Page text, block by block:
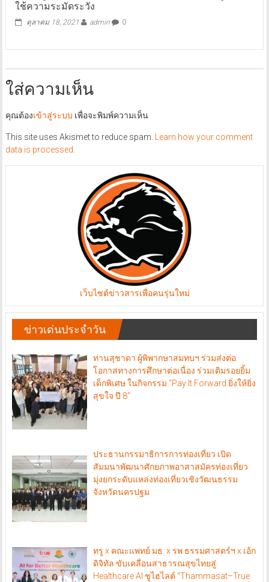
ใช้ความระมัดระวัง
ตุลาคม 18, 2021 admin 0
ใส่ความเห็น
คุณต้องเข้าสู่ระบบ เพื่อจะพิมพ์ความเห็น
This site uses Akismet to reduce spam.
Learn how your comment
data is processed.
เว็บไซต์ข่าวสารเพื่อคนรุ่นใหม่
ข่าวเด่นประจำวัน
ท่านสุชาดา ผู้พิพากษาสมทบฯ ร่วมส่งต่อ
โอกาสทางการศึกษาต่อเนื่อง ร่วมเติมรอยยิ้ม
เด็กพิเศษ ในกิจกรรม “Pay It Forward ยิ่งให้ยิ่ง
สุขใจ ปี 8”
ประธานกรรมาธิการการท่องเที่ยว เปิด
สัมมนาพัฒนาศักยภาพอาสาสมัครท่องเที่ยว
มุ่งยกระดับแหล่งท่องเที่ยวเชิงวัฒนธรรม
จังหวัดนครปฐม
ทรู x คณะแพทย์ มธ. x รพ.ธรรมศาสตร์ฯ x เอ้ก
ดิจิทัล ขับเคลื่อนสาธารณสุขไทยสู่
Healthcare AI ชูไฮไลต์ “Thammasat–True